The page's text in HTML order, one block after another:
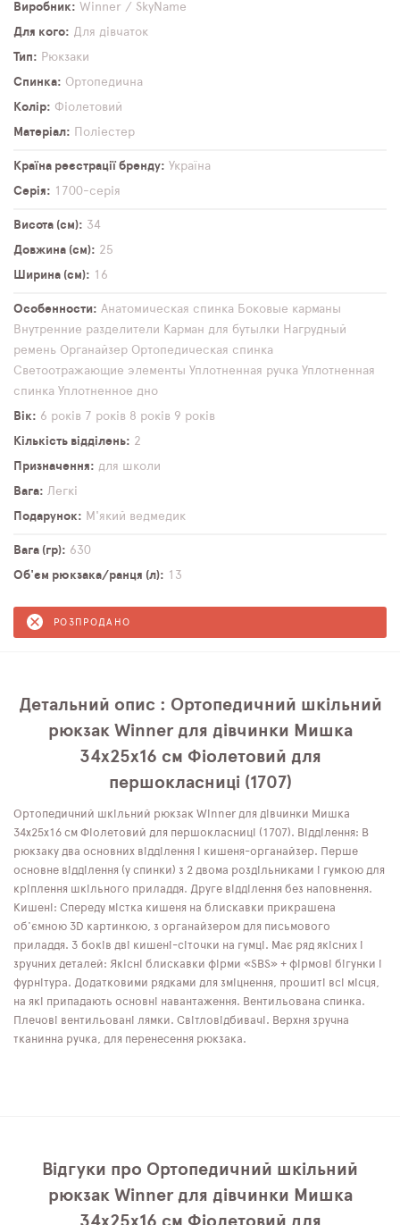
Виробник
Winner / SkyName
Для кого
Для дівчаток
Тип
Рюкзаки
Спинка
Ортопедична
Колір
Фіолетовий
Матеріал
Поліестер
Країна реєстрації бренду
Україна
Серія
1700-серія
Висота (см)
34
Довжина (см)
25
Ширина (см)
16
Особенности Анатомическая спинка Боковые карманы
Внутренние разделители Карман для бутылки Нагрудный
ремень Органайзер Ортопедическая спинка
Светоотражающие элементы Уплотненная ручка Уплотненная
спинка Уплотненное дно
Вік
6 років 7 років 8 років 9 років
Кількість відділень
2
Призначення
для школи
Вага
Легкі
Подарунок
М'який ведмедик
Вага (гр)
630
Об'єм рюкзака/ранця (л)
13
РОЗПРОДАНО
Детальний опис : Ортопедичний шкільний
рюкзак Winner для дівчинки Мишка
34х25х16 см Фіолетовий для
першокласниці (1707)
Ортопедичний шкільний рюкзак Winner для дівчинки Мишка
34х25х16 см Фіолетовий для першокласниці (1707). Відділення: В
рюкзаку два основних відділення і кишеня-органайзер. Перше
основне відділення (у спинки) з 2 двома роздільниками і гумкою для
кріплення шкільного приладдя. Друге відділення без наповнення.
Кишені: Спереду містка кишеня на блискавки прикрашена
об'ємною 3D картинкою, з органайзером для письмового
приладдя. З боків дві кишені-сіточки на гумці. Має ряд якісних і
зручних деталей: Якісні блискавки фірми «SBS» + фірмові бігунки і
фурнітура. Додатковими рядками для зміцнення, прошиті всі місця,
на які припадають основні навантаження. Вентильована спинка.
Плечові вентильовані лямки. Світловідбивачі. Верхня зручна
тканинна ручка, для перенесення рюкзака.
Відгуки про Ортопедичний шкільний
рюкзак Winner для дівчинки Мишка
34х25х16 см Фіолетовий для